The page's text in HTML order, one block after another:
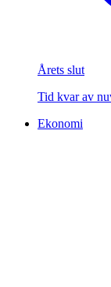
Årets slut
Tid kvar av
Ekonomi